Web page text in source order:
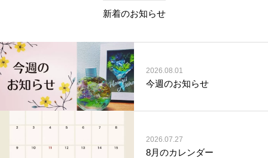
新着のお知らせ
2026.08.01
今週のお知らせ
2026.07.27
8月のカレンダー